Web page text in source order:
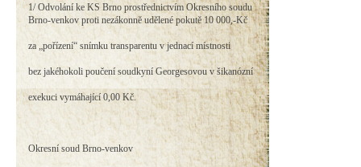
1/ Odvolání ke KS Brno prostřednictvím Okresního soudu
Brno-venkov proti nezákonně udělené pokutě 10 000,-Kč
za „pořízení“ snímku transparentu v jednací místnosti
bez jakéhokoli poučení soudkyní Georgesovou v šikanózní
exekuci vymáhající 0,00 Kč.
Okresní soud Brno-venkov